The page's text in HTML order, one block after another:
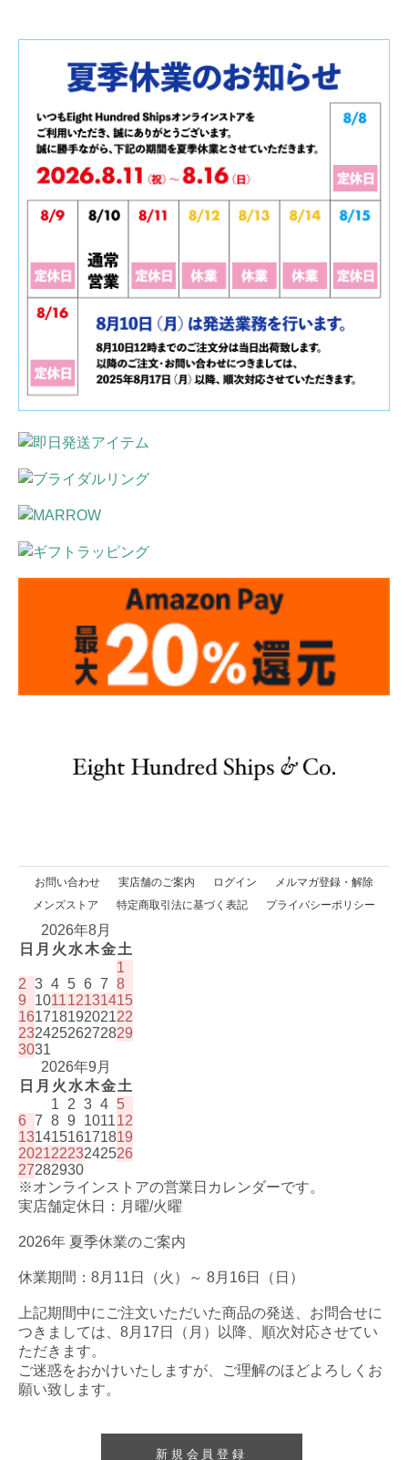
お問い合わせ 実店舗のご案内 ログイン
メルマガ登録・解除
メンズストア
特定商取引法に基づく表記 プライバシーポリシー
2026年8月
日 月 火 水木金土
1
2 3 4 5 6 7 8
9
101112131415
16171819202122
23242526272829
3031
2026年9月
日 月 火 水木金土
1
2 3 4 5
6 7 8 9 101112
13141516171819
20212223242526
27282930
※オンラインストアの営業日カレンダーです。
実店舗定休日：月曜/火曜
2026年 夏季休業のご案内
休業期間：8月11日（火）～ 8月16日（日）
上記期間中にご注文いただいた商品の発送、お問合せに
つきましては、8月17日（月）以降、順次対応させてい
ただきます。
ご迷惑をおかけいたしますが、ご理解のほどよろしくお
願い致します。
新規会員登録